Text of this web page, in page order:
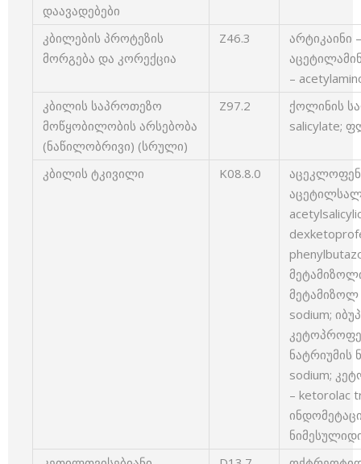
დაავადებები
კბილების პროტეზის
მორგება და კორექცია
Z46.3
არტიკაინი
–
კბილის საპროთეზო
მოწყობილობის არსებობა
(ნაწილობრივი) (სრული)
Z97.2
ქოლინის
salicylate;
კბილის ტკივილი K08.8.0
მეტამიზოლ
sodium;
ნატრიუმის
sodium;
– ketorolac